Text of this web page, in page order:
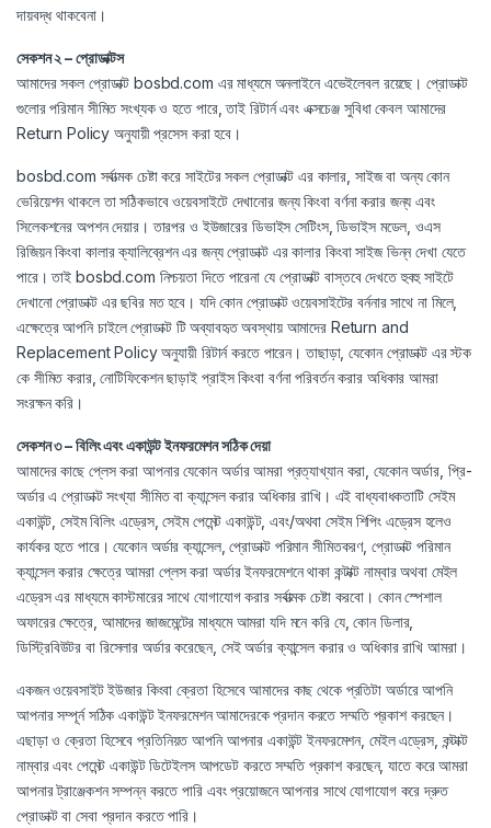
দায়বদ্ধ থাকবেনা।
সেকশন ২ – প্রোডাক্টস
আমাদের সকল প্রোডাক্ট bosbd.com এর মাধ্যমে অনলাইনে এভেইলেবল রয়েছে। প্রোডাক্ট
গুলোর পরিমান সীমিত সংখ্যক ও হতে পারে, তাই রিটার্ন এবং এক্সচেঞ্জ সুবিধা কেবল আমাদের
Return Policy অনুযায়ী প্রসেস করা হবে।
bosbd.com সর্বাত্মক চেষ্টা করে সাইটের সকল প্রোডাক্ট এর কালার, সাইজ বা অন্য কোন
ভেরিয়েশন থাকলে তা সঠিকভাবে ওয়েবসাইটে দেখানোর জন্য কিংবা বর্ণনা করার জন্য এবং
সিলেকশনের অপশন দেয়ার। তারপর ও ইউজারের ডিভাইস সেটিংস, ডিভাইস মডেল, ওএস
রিজিয়ন কিংবা কালার ক্যালিব্রেশন এর জন্য প্রোডাক্ট এর কালার কিংবা সাইজ ভিন্ন দেখা যেতে
পারে। তাই bosbd.com নিশ্চয়তা দিতে পারেনা যে প্রোডাক্ট বাস্তবে দেখতে হুবহু সাইটে
দেখানো প্রোডাক্ট এর ছবির মত হবে। যদি কোন প্রোডাক্ট ওয়েবসাইটের বর্ননার সাথে না মিলে,
এক্ষেত্রে আপনি চাইলে প্রোডাক্ট টি অব্যাবহৃত অবস্থায় আমাদের Return and
Replacement Policy অনুযায়ী রিটার্ন করতে পারেন। তাছাড়া, যেকোন প্রোডাক্ট এর স্টক
কে সীমিত করার, নোটিফিকেশন ছাড়াই প্রাইস কিংবা বর্ণনা পরিবর্তন করার অধিকার আমরা
সংরক্ষন করি।
সেকশন ৩ – বিলিং এবং একাউন্ট ইনফরমেশন সঠিক দেয়া
আমাদের কাছে প্লেস করা আপনার যেকোন অর্ডার আমরা প্রত্যাখ্যান করা, যেকোন অর্ডার, প্রি-
অর্ডার এ প্রোডাক্ট সংখ্যা সীমিত বা ক্যান্সেল করার অধিকার রাখি। এই বাধ্যবাধকতাটি সেইম
একাউন্ট, সেইম বিলিং এড্রেস, সেইম পেমেন্ট একাউন্ট, এবং/অথবা সেইম শিপিং এড্রেস হলেও
কার্যকর হতে পারে। যেকোন অর্ডার ক্যান্সেল, প্রোডাক্ট পরিমান সীমিতকরণ, প্রোডাক্ট পরিমান
ক্যান্সেল করার ক্ষেত্রে আমরা প্লেস করা অর্ডার ইনফরমেশনে থাকা কন্টাক্ট নাম্বার অথবা মেইল
এড্রেস এর মাধ্যমে কাস্টমারের সাথে যোগাযোগ করার সর্বাত্মক চেষ্টা করবো। কোন স্পেশাল
অফারের ক্ষেত্রে, আমাদের জাজমেন্টের মাধ্যমে আমরা যদি মনে করি যে, কোন ডিলার,
ডিস্ট্রিবিউটর বা রিসেলার অর্ডার করেছেন, সেই অর্ডার ক্যান্সেল করার ও অধিকার রাখি আমরা।
একজন ওয়েবসাইট ইউজার কিংবা ক্রেতা হিসেবে আমাদের কাছ থেকে প্রতিটা অর্ডারে আপনি
আপনার সম্পূর্ন সঠিক একাউন্ট ইনফরমেশন আমাদেরকে প্রদান করতে সম্মতি প্রকাশ করছেন।
এছাড়া ও ক্রেতা হিসেবে প্রতিনিয়ত আপনি আপনার একাউন্ট ইনফরমেশন, মেইল এড্রেস, কন্টাক্ট
নাম্বার এবং পেমেন্ট একাউন্ট ডিটেইলস আপডেট করতে সম্মতি প্রকাশ করছেন, যাতে করে আমরা
আপনার ট্রাঞ্জেকশন সম্পন্ন করতে পারি এবং প্রয়োজনে আপনার সাথে যোগাযোগ করে দ্রুত
প্রোডাক্ট বা সেবা প্রদান করতে পারি।